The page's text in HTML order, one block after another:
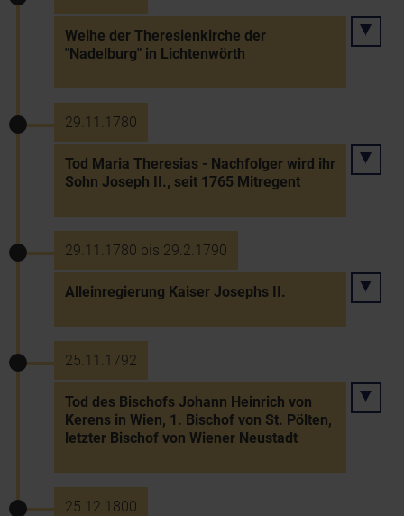
Weihe der Theresienkirche der
"Nadelburg" in Lichtenwörth
29.11.1780
Tod Maria Theresias - Nachfolger wird ihr
Sohn Joseph II., seit 1765 Mitregent
29.11.1780 bis 29.2.1790
Alleinregierung Kaiser Josephs II.
25.11.1792
Tod des Bischofs Johann Heinrich von
Kerens in Wien, 1. Bischof von St. Pölten,
letzter Bischof von Wiener Neustadt
25.12.1800